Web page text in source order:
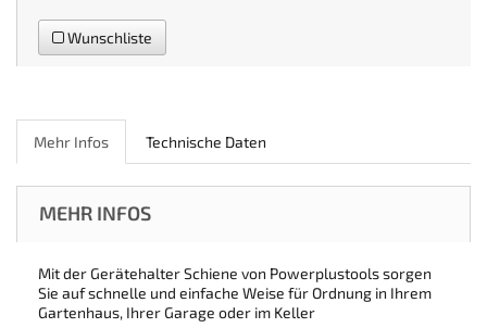
Wunschliste
Mehr Infos Technische Daten
MEHR INFOS
Mit der Gerätehalter Schiene von Powerplustools sorgen
Sie auf schnelle und einfache Weise für Ordnung in Ihrem
Gartenhaus, Ihrer Garage oder im Keller